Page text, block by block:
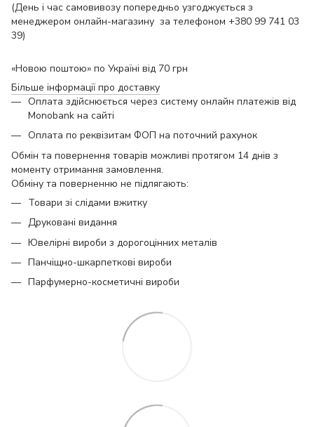
(День і час самовивозу попередньо узгоджується з
менеджером онлайн-магазину за телефоном +380 99 741 03
39)
«Новою поштою» по Україні від 70 грн
Більше інформації про доставку
Оплата здійснюється через систему онлайн платежів від
Monobank на сайті
Оплата по реквізитам ФОП на поточний рахунок
Обмін та повернення товарів можливі протягом 14 днів з
моменту отримання замовлення.
Обміну та поверненню не підлягають:
Товари зі слідами вжитку
Друковані видання
Ювелірні вироби з дорогоцінних металів
Панчіщно-шкарпеткові вироби
Парфумерно-косметичні вироби